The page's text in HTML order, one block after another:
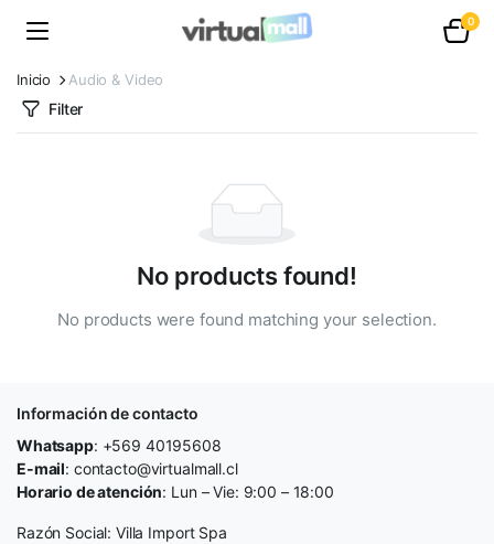
0
Inicio Audio & Video
Filter
No products found!
No products were found matching your selection.
Información de contacto
Whatsapp: +569 40195608
E-mail: contacto@virtualmall.cl
Horario de atención: Lun – Vie: 9:00 – 18:00
Razón Social: Villa Import Spa